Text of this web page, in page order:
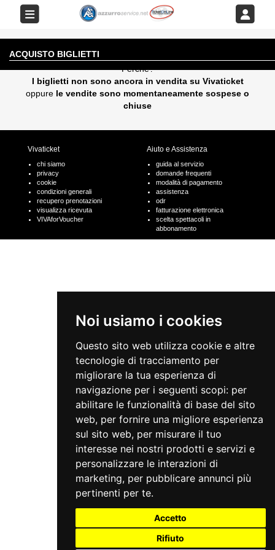
Noi usiamo i cookies
Questo sito web utilizza cookie e altre
tecnologie di tracciamento per
migliorare la tua esperienza di
navigazione per i seguenti scopi: per
abilitare le funzionalità di base del sito
web, per fornire una migliore esperienza
sul sito web, per misurare il tuo
interesse nei nostri prodotti e servizi e
personalizzare le interazioni di
marketing, per pubblicare annunci più
pertinenti per te.
Accetto
Rifiuto
ACQUISTO BIGLIETTI
EVENTO AL MOMENTO NON DISPONIBILE
Perchè?
I biglietti non sono ancora in vendita su Vivaticket
oppure le vendite sono momentaneamente sospese o
chiuse
Vivaticket
chi siamo
privacy
cookie
condizioni generali
recupero prenotazioni
visualizza ricevuta
VIVAforVoucher
Aiuto e Assistenza
guida al servizio
domande frequenti
modalità di pagamento
assistenza
odr
fatturazione elettronica
scelta spettacoli in
abbonamento